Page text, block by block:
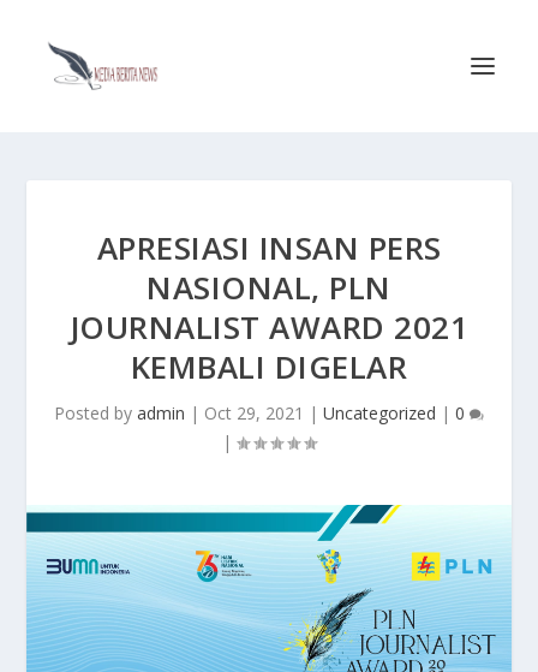
APRESIASI INSAN PERS
NASIONAL, PLN
JOURNALIST AWARD 2021
KEMBALI DIGELAR
Posted by admin | Oct 29, 2021 | Uncategorized | 0
|